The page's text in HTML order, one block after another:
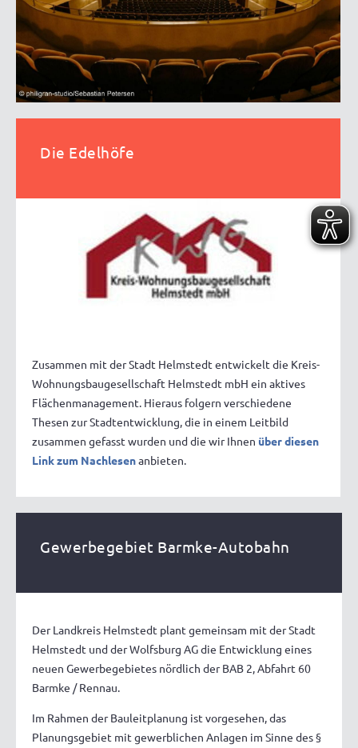
Die Edelhöfe
Zusammen mit der Stadt Helmstedt entwickelt die Kreis-
Wohnungsbaugesellschaft Helmstedt mbH ein aktives
Flächenmanagement. Hieraus folgern verschiedene
Thesen zur Stadtentwicklung, die in einem Leitbild
zusammen gefasst wurden und die wir Ihnen über diesen
Link zum Nachlesenanbieten.
Gewerbegebiet Barmke-Autobahn
Der Landkreis Helmstedt plant gemeinsam mit der Stadt
Helmstedt und der Wolfsburg AG die Entwicklung eines
neuen Gewerbegebietes nördlich der BAB 2, Abfahrt 60
Barmke / Rennau.
Im Rahmen der Bauleitplanung ist vorgesehen, das
Planungsgebiet mit gewerblichen Anlagen im Sinne des §